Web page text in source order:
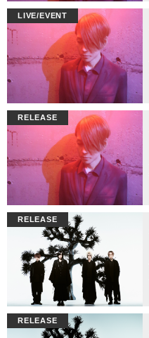
LIVE/EVENT
RELEASE
RELEASE
RELEASE